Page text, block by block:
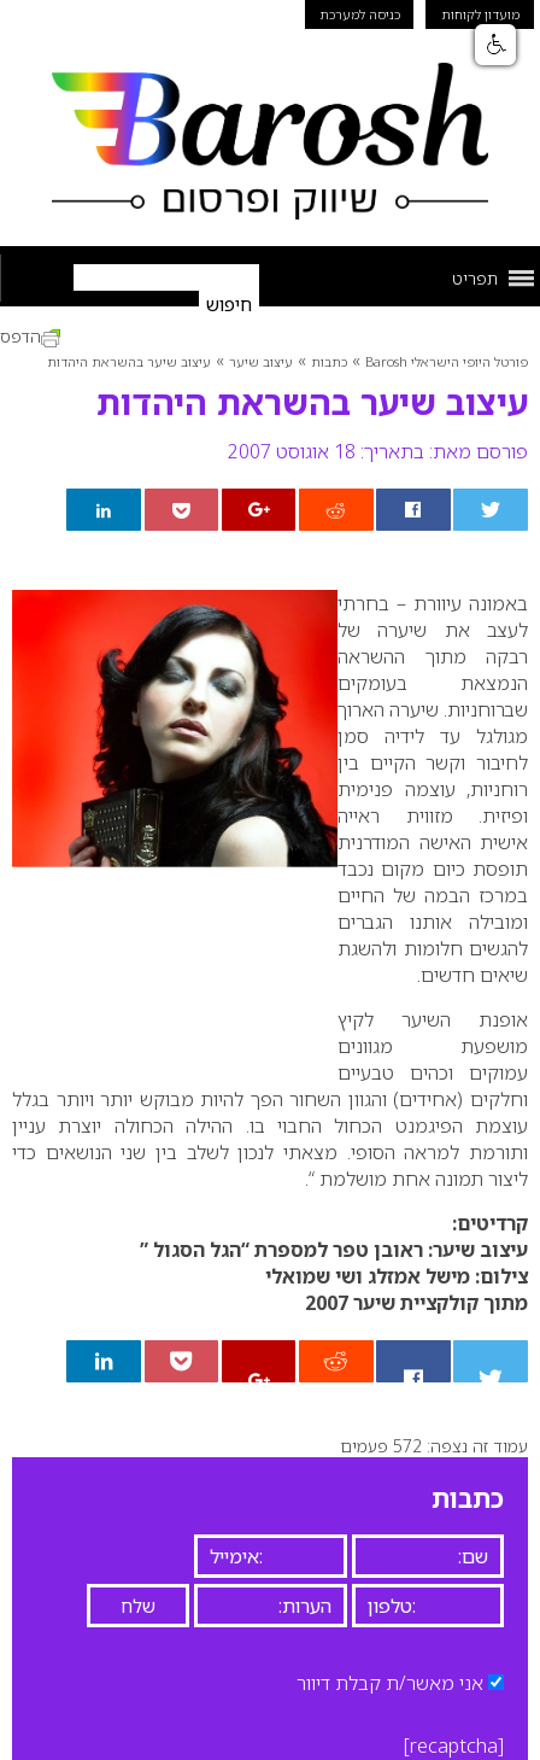
מועדון לקוחות כניסה למערכת
תפריט
פורטל היופי הישראלי Barosh » כתבות » עיצוב שיער » עיצוב שיער בהשראת היהדות
עיצוב שיער בהשראת היהדות
פורסם מאת: בתאריך: 18 אוגוסט 2007
הדפס
באמונה עיוורת – בחרתי
לעצב את שיערה של
רבקה מתוך ההשראה
הנמצאת בעומקים
שברוחניות. שיערה הארוך
מגולגל עד לידיה סמן
לחיבור וקשר הקיים בין
רוחניות, עוצמה פנימית
ופיזית. מזווית ראייה
אישית האישה המודרנית
תופסת כיום מקום נכבד
במרכז הבמה של החיים
ומובילה אותנו הגברים
להגשים חלומות ולהשגת
שיאים חדשים.
אופנת השיער לקיץ
מושפעת מגוונים
עמוקים וכהים טבעיים
וחלקים (אחידים) והגוון השחור הפך להיות מבוקש יותר ויותר בגלל
עוצמת הפיגמנט הכחול החבוי בו. ההילה הכחולה יוצרת עניין
ותורמת למראה הסופי. מצאתי לנכון לשלב בין שני הנושאים כדי
ליצור תמונה אחת מושלמת “.
קרדיטים:
עיצוב שיער: ראובן טפר למספרת “הגל הסגול ”
צילום: מישל אמזלג ושי שמואלי
מתוך קולקציית שיער 2007
0
עמוד זה נצפה: 572 פעמים
כתבות
אני מאשר/ת קבלת דיוור
[recaptcha]